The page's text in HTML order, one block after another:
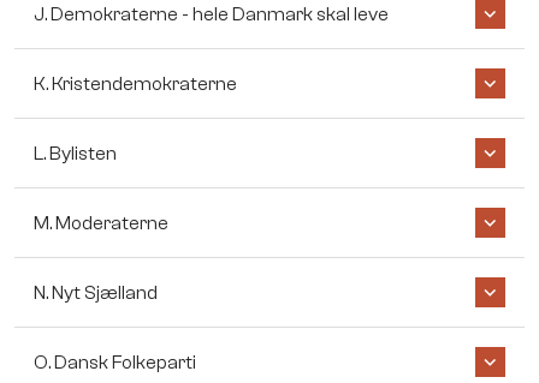
J. Demokraterne - hele Danmark skal leve
K. Kristendemokraterne
L. Bylisten
M. Moderaterne
N. Nyt Sjælland
O. Dansk Folkeparti